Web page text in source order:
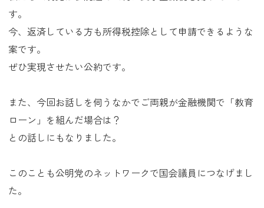
す。
今、返済している方も所得税控除として申請できるような
案です。
ぜひ実現させたい公約です。
また、今回お話しを伺うなかでご両親が金融機関で「教育
ローン」を組んだ場合は？
との話しにもなりました。
このことも公明党のネットワークで国会議員につなげまし
た。